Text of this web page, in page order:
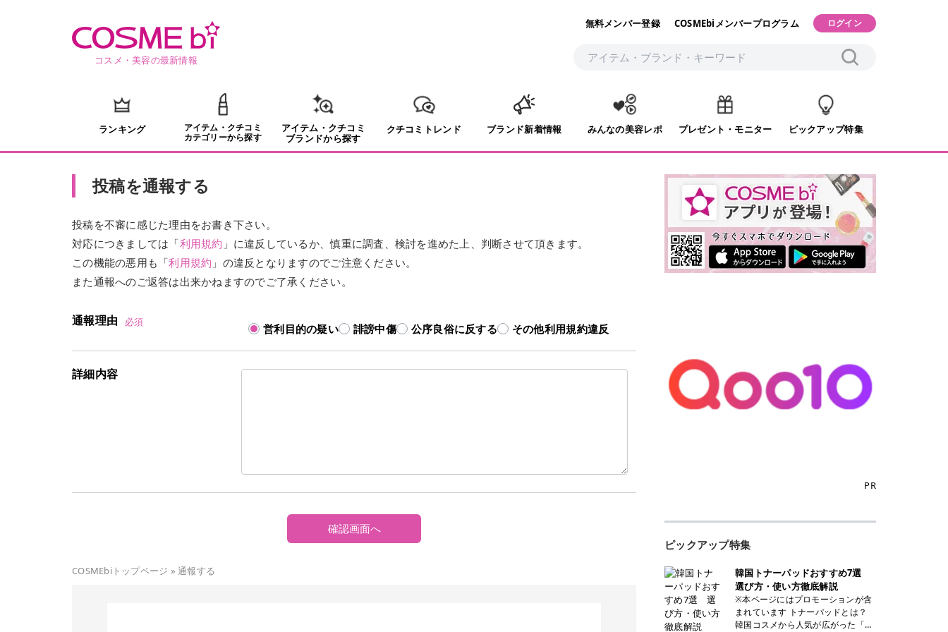
コスメ・美容の最新情報
無料メンバー登録 COSMEbiメンバープログラム ログイン
ランキング
アイテム・クチコミ
カテゴリーから探す
アイテム・クチコミ
ブランドから探す
クチコミトレンド ブランド新着情報 みんなの美容レポ プレゼント・モニター ピックアップ特集
投稿を通報する
投稿を不審に感じた理由をお書き下さい。
対応につきましては「利用規約 」に違反しているか、慎重に調査、検討を進めた上、判断させて頂きます。
この機能の悪用も「利用規約 」の違反となりますのでご注意ください。
また通報へのご返答は出来かねますのでご了承ください。
通報理由 必須 営利目的の疑い 誹謗中傷 公序良俗に反する その他利用規約違反
詳細内容
確認画面へ
COSMEbiトップページ »通報する
PR
ピックアップ特集
韓国トナーパッドおすすめ7選
選び方・使い方徹底解説
※本ページにはプロモーションが含
まれています トナーパッドとは？
韓国コスメから人気が広がった「ト